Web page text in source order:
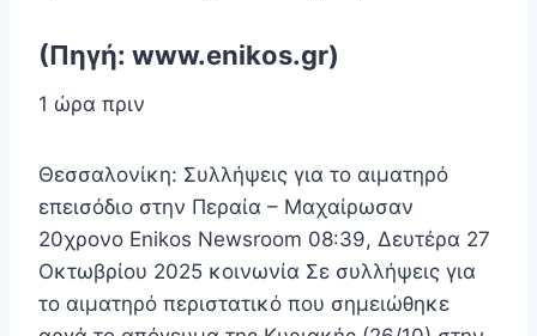
(Πηγή: www.enikos.gr)
1 ώρα πριν
Θεσσαλονίκη: Συλλήψεις για το αιματηρό
επεισόδιο στην Περαία – Μαχαίρωσαν
20χρονο Enikos Newsroom 08:39, Δευτέρα 27
Οκτωβρίου 2025 κοινωνία Σε συλλήψεις για
το αιματηρό περιστατικό που σημειώθηκε